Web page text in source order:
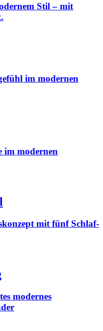
Stil – mit
im modernen
im modernen
mit fünf Schlaf-
modernes